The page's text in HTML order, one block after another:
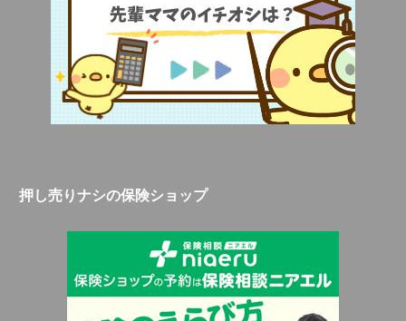
押し売りナシの保険ショップ